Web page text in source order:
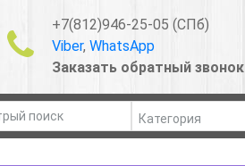
+7(812)946-25-05 (СПб)
Viber, WhatsApp
Заказать обратный звонок